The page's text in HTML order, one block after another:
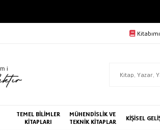
TEMEL BİLİMLER
KİTAPLARI
MÜHENDİSLİK VE
TEKNİK KİTAPLAR
KİŞİSEL